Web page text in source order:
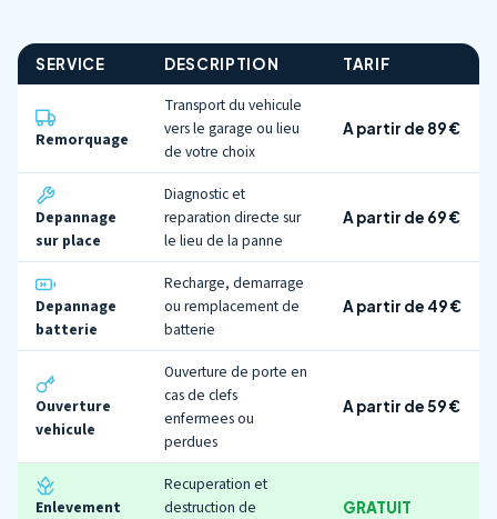
SERVICE DESCRIPTION TARIF
Remorquage
Transport du vehicule
vers le garage ou lieu
de votre choix
A partir de 89 €
Depannage
sur place
Diagnostic et
reparation directe sur
le lieu de la panne
A partir de 69 €
Depannage
batterie
Recharge, demarrage
ou remplacement de
batterie
A partir de 49 €
Ouverture
vehicule
Ouverture de porte en
cas de clefs
enfermees ou
perdues
A partir de 59 €
Enlevement
Recuperation et
destruction de
GRATUIT